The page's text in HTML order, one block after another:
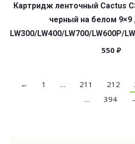
Картридж ленточный Cactus
черный на белом 9×9
LW300/LW400/LW700/LW600P/
550 ₽
← 1 … 211 212
…
394